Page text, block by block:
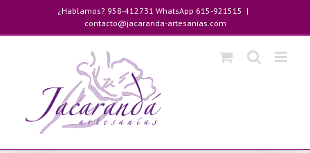
contenido
¿Hablamos? 958-412731 WhatsApp 615-921515 |
contacto@jacaranda-artesanias.com